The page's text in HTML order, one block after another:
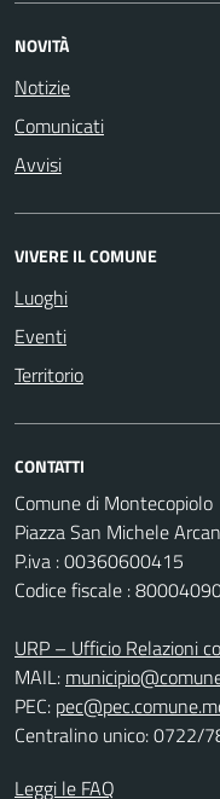
NOVITÀ
Notizie
Comunicati
Avvisi
VIVERE IL COMUNE
Luoghi
Eventi
Territorio
CONTATTI
Comune di Montecopiolo
Piazza San Michele
P.iva : 00360600415
Codice fiscale :
URP – Ufficio Relazioni
MAIL:
PEC:
Centralino unico: 0722/
Leggi le FAQ